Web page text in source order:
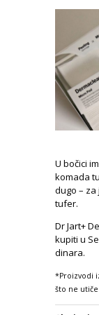
U bočici
komada
dugo –
tufer.
Dr Jart+
kupiti u
dinara.
*Proizvodi
što ne